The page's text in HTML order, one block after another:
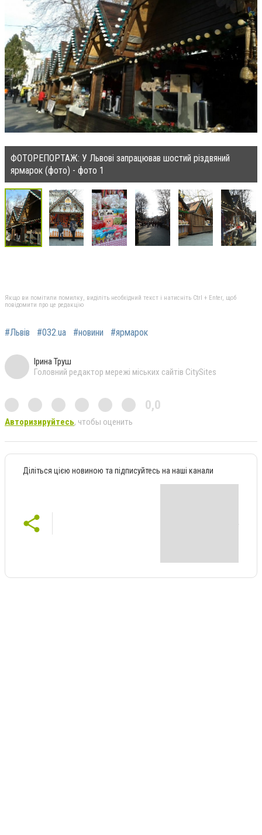
ФОТОРЕПОРТАЖ: У Львові запрацював шостий різдвяний
ярмарок (фото) - фото 1
Якщо ви помітили помилку, виділіть необхідний текст і натисніть Ctrl + Enter, щоб
повідомити про це редакцію
#Львів #032.ua #новини #ярмарок
Ірина Труш
Головний редактор мережі міських сайтів CitySites
0,0
Авторизируйтесь, чтобы оценить
Діліться цією новиною та підписуйтесь на наші канали